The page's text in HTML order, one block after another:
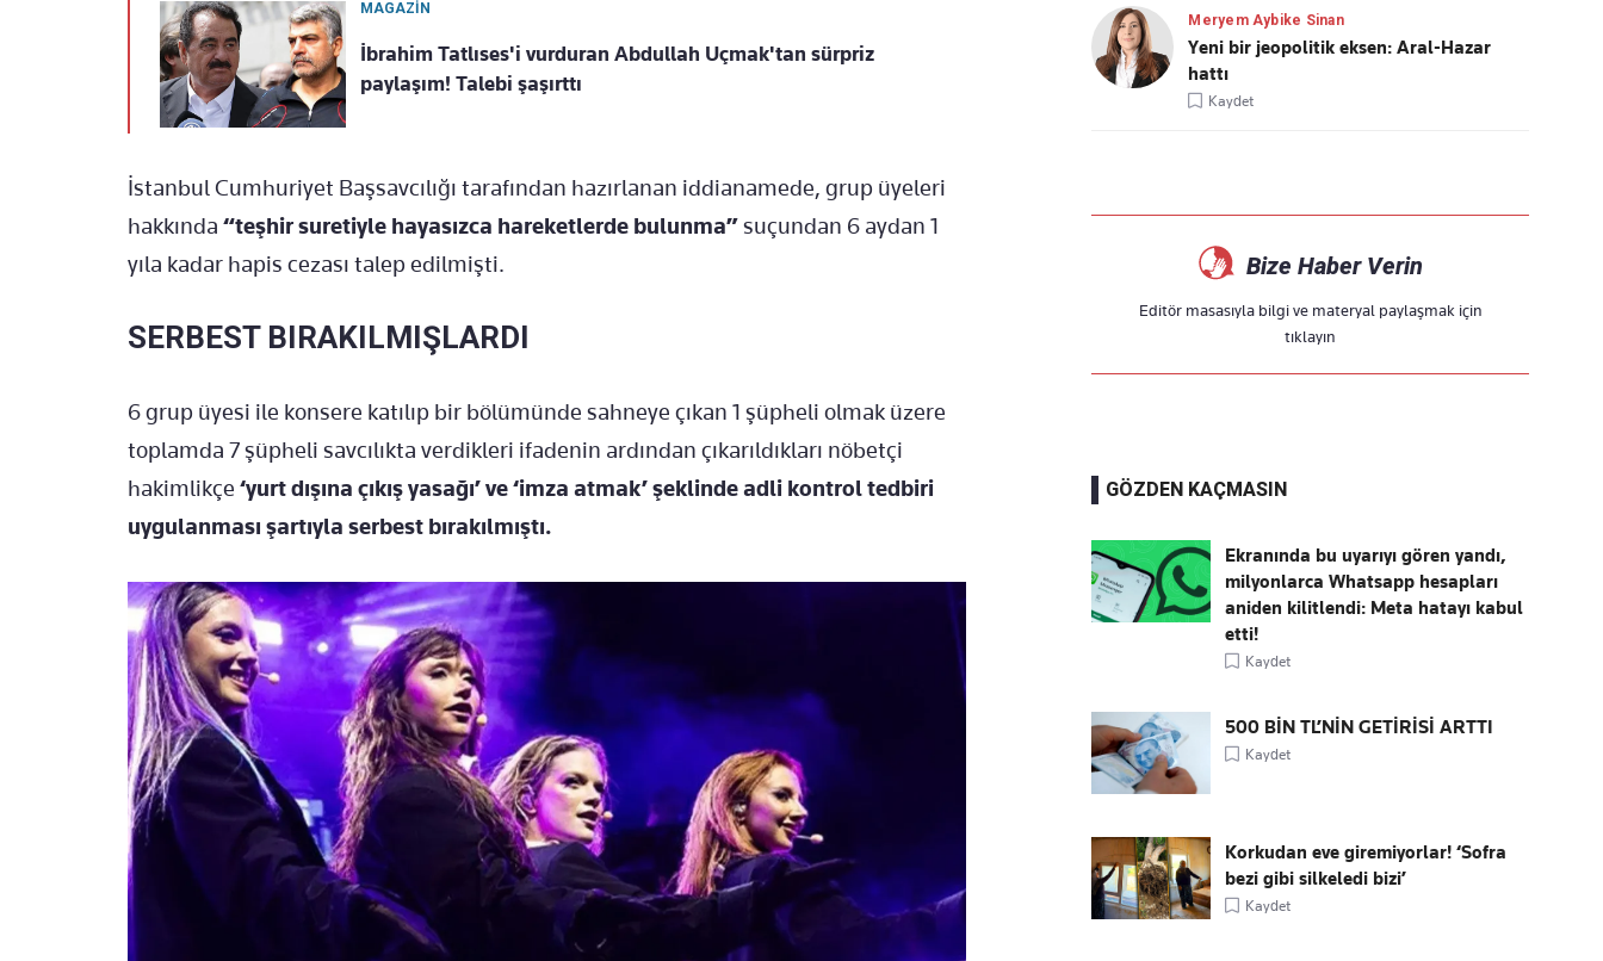
MAGAZİN
İbrahim Tatlıses'i vurduran Abdullah Uçmak'tan sürpriz
paylaşım! Talebi şaşırttı
İstanbul Cumhuriyet Başsavcılığı tarafından hazırlanan iddianamede, grup üyeleri
hakkında “teşhir suretiyle hayasızca hareketlerde bulunma”suçundan 6 aydan 1
yıla kadar hapis cezası talep edilmişti.
SERBEST BIRAKILMIŞLARDI
6 grup üyesi ile konsere katılıp bir bölümünde sahneye çıkan 1 şüpheli olmak üzere
toplamda 7 şüpheli savcılıkta verdikleri ifadenin ardından çıkarıldıkları nöbetçi
hakimlikçe ‘yurt dışına çıkış yasağı’ ve ‘imza atmak’ şeklinde adli kontrol tedbiri
uygulanması şartıyla serbest bırakılmıştı.
Meryem Aybike Sinan
Yeni bir jeopolitik eksen: Aral-Hazar
hattı
Kaydet
Bize Haber Verin
Editör masasıyla bilgi ve materyal paylaşmak için
tıklayın
GÖZDEN KAÇMASIN
Ekranında bu uyarıyı gören yandı,
milyonlarca Whatsapp hesapları
aniden kilitlendi: Meta hatayı kabul
etti!
Kaydet
500 BİN TL’NİN GETİRİSİ ARTTI
Kaydet
Korkudan eve giremiyorlar! ‘Sofra
bezi gibi silkeledi bizi’
Kaydet